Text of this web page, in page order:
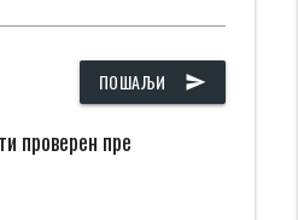
ПОШАЉИ send
проверен пре